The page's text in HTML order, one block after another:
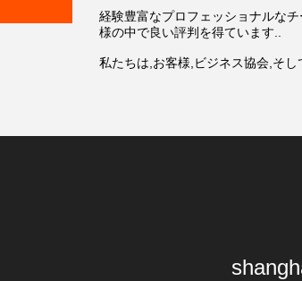
経験豊富なプロフェッショナルな
様の中で良い評判を得ています..
私たちは,お客様,ビジネス協会,そ